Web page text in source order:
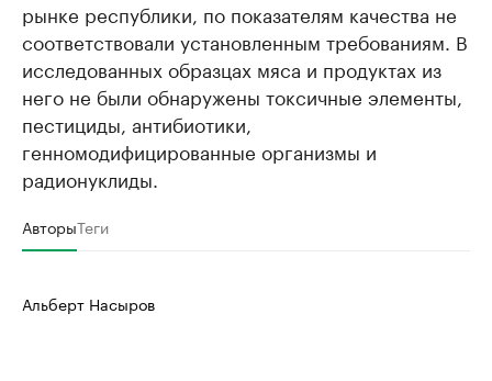
рынке республики, по показателям качества не
соответствовали установленным требованиям. В
исследованных образцах мяса и продуктах из
него не были обнаружены токсичные элементы,
пестициды, антибиотики,
генномодифицированные организмы и
радионуклиды.
АвторыТеги
Альберт Насыров